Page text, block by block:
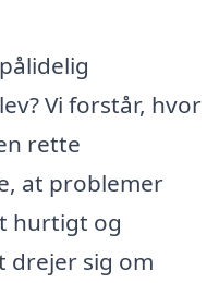
Vi forstår, hvor
rette
at problemer
hurtigt og
drejer sig om